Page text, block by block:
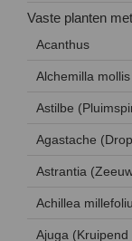
Vaste planten
Acanthus
Alchemilla
Astilbe
Agastache
Astrantia
Achillea
Ajuga